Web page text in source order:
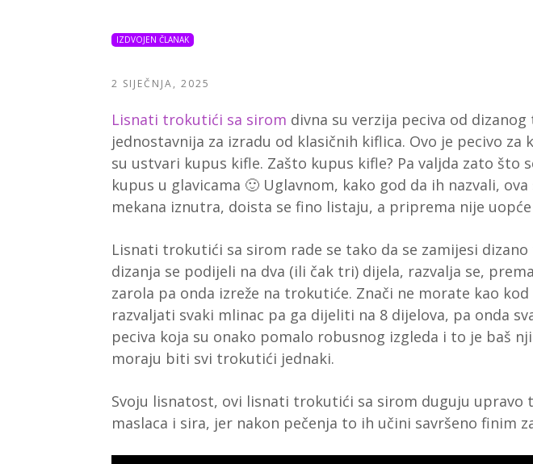
IZDVOJEN ČLANAK
2 SIJEČNJA, 2025
Lisnati trokutići sa sirom divna su verzija peciva od
jednostavnija za izradu od klasičnih kiflica. Ovo je pecivo za
su ustvari kupus kifle. Zašto kupus kifle? Pa valjda zato što
kupus u glavicama 🙂 Uglavnom, kako god da ih nazvali,
mekana iznutra, doista se fino listaju, a priprema nije
Lisnati trokutići sa sirom rade se tako da se zamijesi
dizanja se podijeli na dva (ili čak tri) dijela, razvalja se,
zarola pa onda izreže na trokutiće. Znači ne morate kao
razvaljati svaki mlinac pa ga dijeliti na 8 dijelova, pa onda
peciva koja su onako pomalo robusnog izgleda i to je baš
moraju biti svi trokutići jednaki.
Svoju lisnatost, ovi lisnati trokutići sa sirom duguju upravo
maslaca i sira, jer nakon pečenja to ih učini savršeno finim